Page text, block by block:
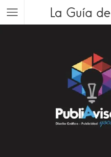
La Guía